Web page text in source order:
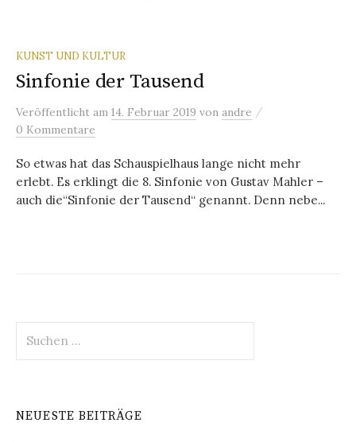
KUNST UND KULTUR
Sinfonie der Tausend
Veröffentlicht am 14. Februar 2019 von andre /
0 Kommentare
So etwas hat das Schauspielhaus lange nicht mehr
erlebt. Es erklingt die 8. Sinfonie von Gustav Mahler –
auch die“Sinfonie der Tausend“ genannt. Denn nebe...
nach:
NEUESTE BEITRÄGE